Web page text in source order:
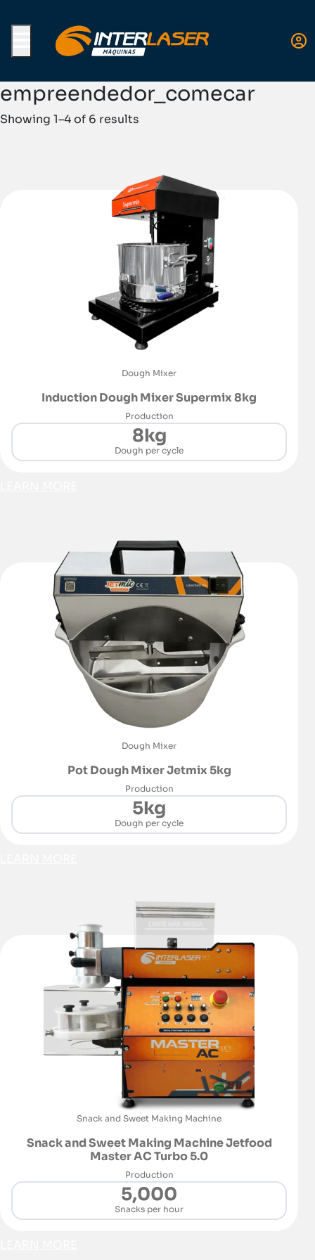
Menu
empreendedor_comecar
Showing 1–4 of 6 results
Dough Mixer
Induction Dough Mixer Supermix 8kg
Production
8kg
Dough per cycle
Dough Mixer
Pot Dough Mixer Jetmix 5kg
Production
5kg
Dough per cycle
Snack and Sweet Making Machine
Snack and Sweet Making Machine Jetfood
Master AC Turbo 5.0
Production
5,000
Snacks per hour